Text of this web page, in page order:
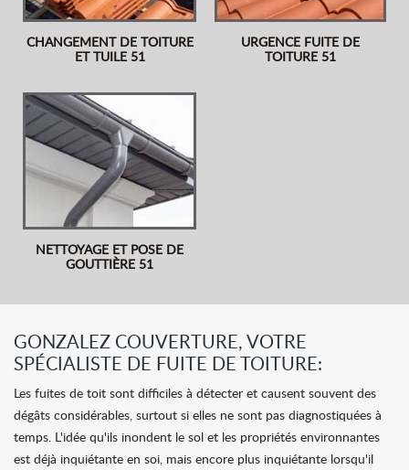
CHANGEMENT DE TOITURE
ET TUILE 51
URGENCE FUITE DE
TOITURE 51
NETTOYAGE ET POSE DE
GOUTTIÈRE 51
GONZALEZ COUVERTURE, VOTRE
SPÉCIALISTE DE FUITE DE TOITURE:
Les fuites de toit sont difficiles à détecter et causent souvent des
dégâts considérables, surtout si elles ne sont pas diagnostiquées à
temps. L'idée qu'ils inondent le sol et les propriétés environnantes
est déjà inquiétante en soi, mais encore plus inquiétante lorsqu'il